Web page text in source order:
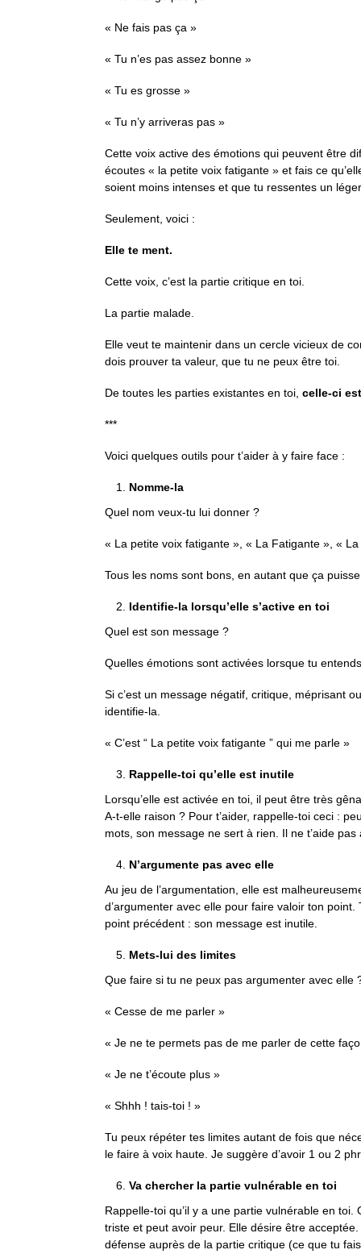
« Ne fais pas ça »
« Tu n’es pas assez bonne »
« Tu es grosse »
« Tu n’y arriveras pas »
Cette voix active des émotions qui peuvent être
écoutes « la petite voix fatigante » et fais ce
soient moins intenses et que tu ressentes un
Seulement, voici :
Elle te ment.
Cette voix, c’est la partie critique en toi.
La partie malade.
Elle veut te maintenir dans un cercle vicieux de
dois prouver ta valeur, que tu ne peux être toi.
De toutes les parties existantes en toi, celle-ci
***
Voici quelques outils pour t’aider à y faire face :
Nomme-la
Quel nom veux-tu lui donner ?
« La petite voix fatigante », « La Fatigante », «
Tous les noms sont bons, en autant que ça
Identifie-la lorsqu’elle s’active en toi
Quel est son message ?
Quelles émotions sont activées lorsque tu
Si c’est un message négatif, critique, méprisant
identifie-la.
« C’est “ La petite voix fatigante ” qui me parle »
Rappelle-toi qu’elle est inutile
Lorsqu’elle est activée en toi, il peut être très
A-t-elle raison ? Pour t’aider, rappelle-toi ceci :
mots, son message ne sert à rien. Il ne t’aide
N’argumente pas avec elle
Au jeu de l’argumentation, elle est
d’argumenter avec elle pour faire valoir ton point.
point précédent : son message est inutile.
Mets-lui des limites
Que faire si tu ne peux pas argumenter avec
« Cesse de me parler »
« Je ne te permets pas de me parler de cette
« Je ne t’écoute plus »
« Shhh ! tais-toi ! »
Tu peux répéter tes limites autant de fois que
le faire à voix haute. Je suggère d’avoir 1 ou 2
Va chercher la partie vulnérable en toi
Rappelle-toi qu’il y a une partie vulnérable en
triste et peut avoir peur. Elle désire être
défense auprès de la partie critique (ce que tu